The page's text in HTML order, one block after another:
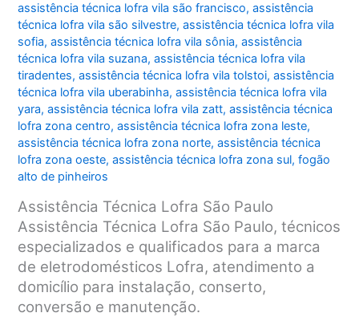
assistência técnica lofra vila são francisco,assistência
técnica lofra vila são silvestre,assistência técnica lofra vila
sofia,assistência técnica lofra vila sônia,assistência
técnica lofra vila suzana,assistência técnica lofra vila
tiradentes,assistência técnica lofra vila tolstoi,assistência
técnica lofra vila uberabinha,assistência técnica lofra vila
yara,assistência técnica lofra vila zatt,assistência técnica
lofra zona centro,assistência técnica lofra zona leste,
assistência técnica lofra zona norte,assistência técnica
lofra zona oeste,assistência técnica lofra zona sul,fogão
alto de pinheiros
Assistência Técnica Lofra São Paulo
Assistência Técnica Lofra São Paulo, técnicos
especializados e qualificados para a marca
de eletrodomésticos Lofra, atendimento a
domicílio para instalação, conserto,
conversão e manutenção.